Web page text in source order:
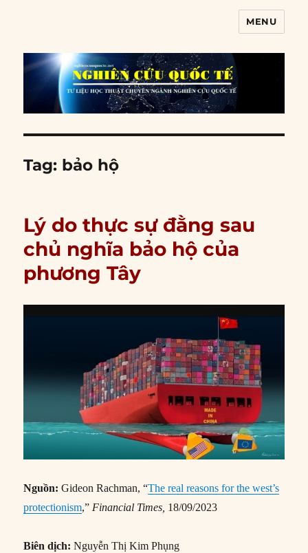
MENU
Tag: bảo hộ
Lý do thực sự đằng sau
chủ nghĩa bảo hộ của
phương Tây
Nguồn: Gideon Rachman, “The real reasons for the west’s
protectionism,”Financial Times, 18/09/2023
Biên dịch: Nguyễn Thị Kim Phụng